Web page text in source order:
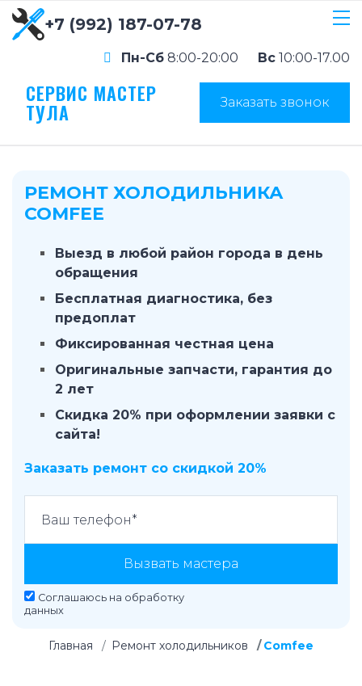
+7 (992) 187-07-78
Пн-Сб 8:00-20:00 Вс 10:00-17.00
СЕРВИС МАСТЕР
ТУЛА Заказать звонок
РЕМОНТ ХОЛОДИЛЬНИКА
COMFEE
Выезд в любой район города в день
обращения
Бесплатная диагностика, без
предоплат
Фиксированная честная цена
Оригинальные запчасти, гарантия до
2 лет
Скидка 20% при оформлении заявки с
сайта!
Заказать ремонт со скидкой 20%
Вызвать мастера
Соглашаюсь на обработку
данных
Главная Ремонт холодильников Comfee